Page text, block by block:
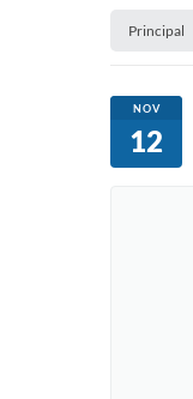
Principal
NOV
12